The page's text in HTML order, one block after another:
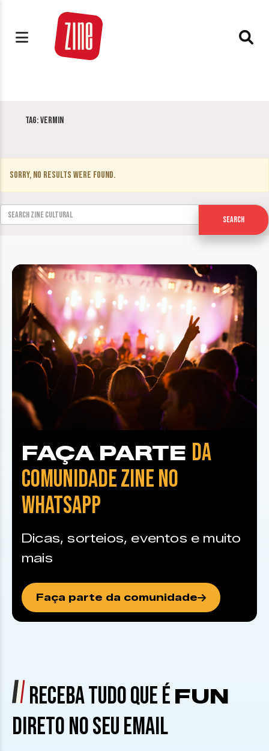
Tag:Vermin
Sorry, no results were found.
Search for:
Search
FAÇA PARTE DA
COMUNIDADE ZINE NO
WHATSAPP
Dicas, sorteios, eventos e muito
mais
Faça parte da comunidade
RECEBA TUDO QUE É FUN
DIRETO NO SEU EMAIL